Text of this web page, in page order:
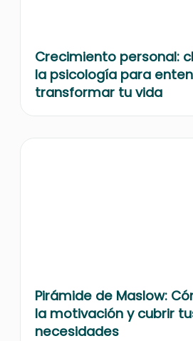
Crecimiento personal:
la psicología para
transformar tu vida
Pirámide de Maslow:
la motivación y cubrir
necesidades